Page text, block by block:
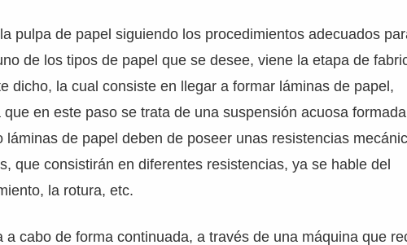
pulpa de papel siguiendo los procedimientos adecuados
de los tipos de papel que se desee, viene la etapa de
dicho, la cual consiste en llegar a formar láminas de papel,
en este paso se trata de una suspensión acuosa
láminas de papel deben de poseer unas resistencias
que consistirán en diferentes resistencias, ya se hable del
la rotura, etc.
a cabo de forma continuada, a través de una máquina que